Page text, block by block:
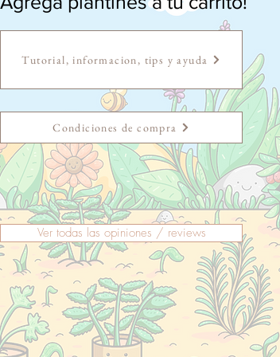
Tutorial, informacion, tips y ayuda
Condiciones de compra
Ver todas las opiniones / reviews